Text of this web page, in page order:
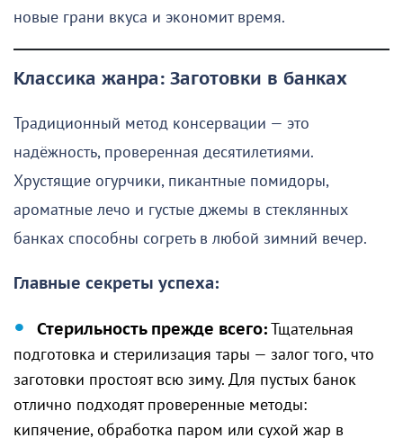
новые грани вкуса и экономит время.
Классика жанра: Заготовки в банках
Традиционный метод консервации — это
надёжность, проверенная десятилетиями.
Хрустящие огурчики, пикантные помидоры,
ароматные лечо и густые джемы в стеклянных
банках способны согреть в любой зимний вечер.
Главные секреты успеха:
Стерильность прежде всего:Тщательная
подготовка и стерилизация тары — залог того, что
заготовки простоят всю зиму. Для пустых банок
отлично подходят проверенные методы:
кипячение, обработка паром или сухой жар в